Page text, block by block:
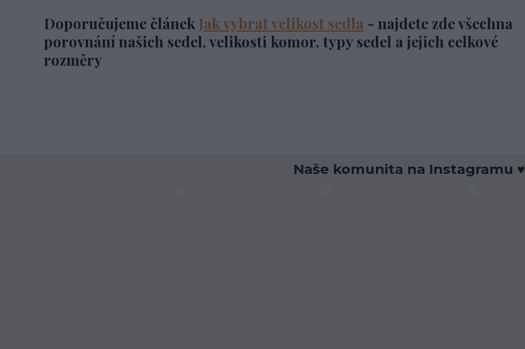
Doporučujeme článek Jak vybrat velikost sedla - najdete zde všechna
porovnání našich sedel, velikosti komor, typy sedel a jejich celkové
rozměry
Naše komunita na Instagramu ♥